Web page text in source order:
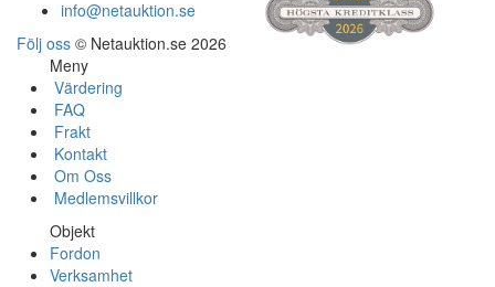
info@netauktion.se
Följ oss © Netauktion.se 2026
Meny
Värdering
FAQ
Frakt
Kontakt
Om Oss
Medlemsvillkor
Objekt
Fordon
Verksamhet